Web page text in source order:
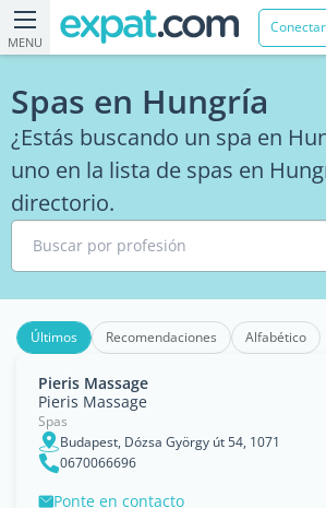
MENU
Spas en Hungría
¿Estás buscando un spa en
uno en la lista de spas en
directorio.
Buscar por profesión
Últimos Recomendaciones Alfabético
Pieris Massage
Pieris Massage
Spas
Budapest, Dózsa György út 54, 1071
0670066696
Ponte en contacto